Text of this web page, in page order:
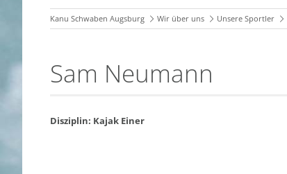
Kanu Schwaben Augsburg Wir über uns Unsere Sportler
Sam Neumann
Disziplin: Kajak Einer